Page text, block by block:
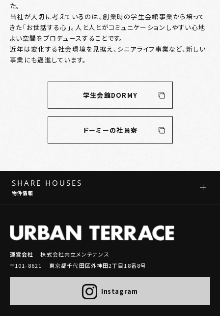
た。
当社が大切に考えているのは、創業時の学生会館事業から培って
きた「お世話する心」。人と人とがコミュニケーションしやすい心地
よい空間をプロデュースすることです。
近年は変化する社会環境を見据え、シニアライフ事業など、新しい
事業にも邁進しています。
学生会館DORMY
ドーミーの社員寮
SHARE HOUSES
物件情報
運営会社
株式会社共立メンテナンス
〒101-8621 東京都千代田区外神田2丁目18番8号
Instagram